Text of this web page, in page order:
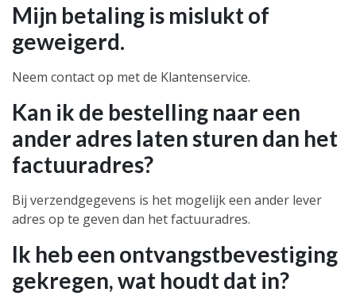
Mijn betaling is mislukt of
geweigerd.
Neem contact op met de Klantenservice.
Kan ik de bestelling naar een
ander adres laten sturen dan het
factuuradres?
Bij verzendgegevens is het mogelijk een ander lever
adres op te geven dan het factuuradres.
Ik heb een ontvangstbevestiging
gekregen, wat houdt dat in?